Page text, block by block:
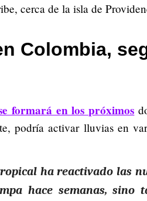
cerca de la isla de
Colombia,
formará en los próximos
podría activar lluvias en
ha reactivado las
hace semanas, sino